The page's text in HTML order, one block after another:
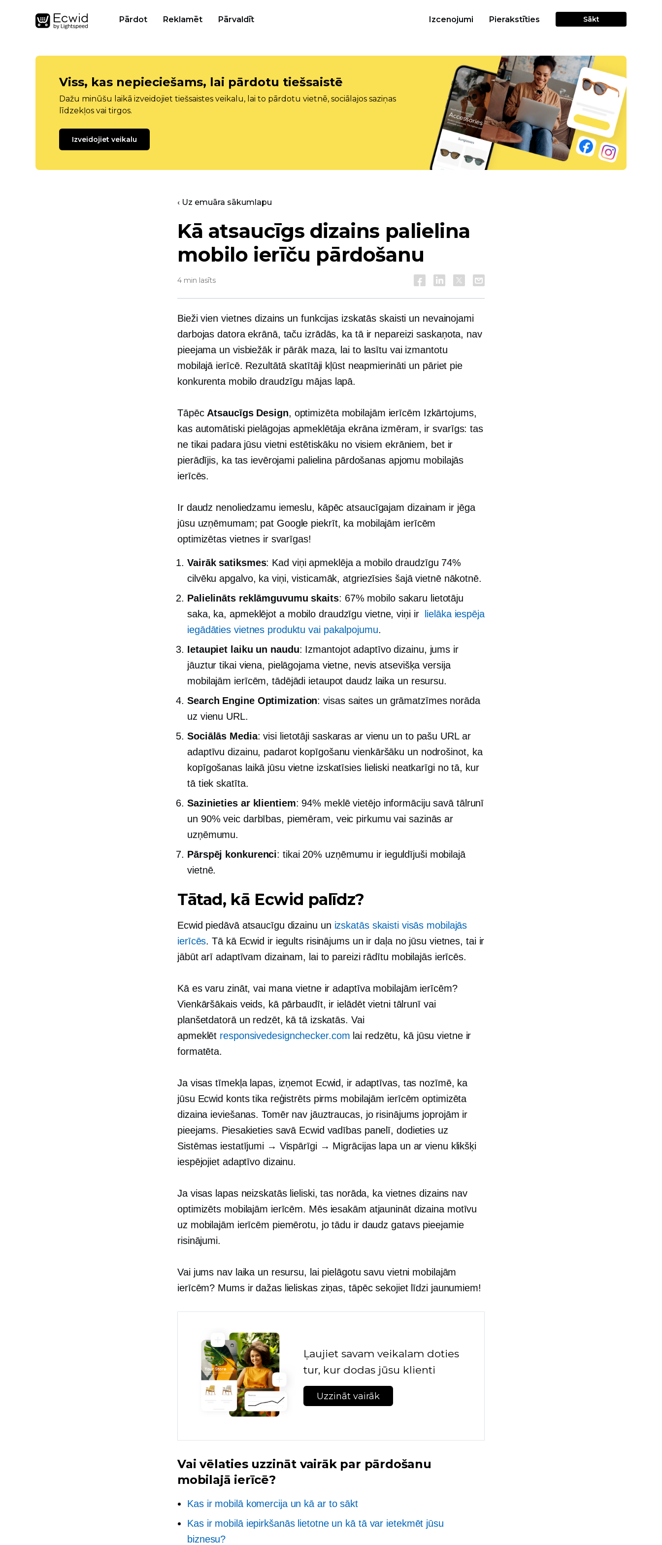
Pārdot Reklamēt Pārvaldīt Izcenojumi Pierakstīties Sākt
Viss, kas nepieciešams, lai pārdotu tiešsaistē
Dažu minūšu laikā izveidojiet tiešsaistes veikalu, lai to pārdotu vietnē, sociālajos saziņas
līdzekļos vai tirgos.
Izveidojiet veikalu
‹ Uz emuāra sākumlapu
Kā atsaucīgs dizains palielina
mobilo ierīču pārdošanu
4 min lasīts
Bieži vien vietnes dizains un funkcijas izskatās skaisti un nevainojami
darbojas datora ekrānā, taču izrādās, ka tā ir nepareizi saskaņota, nav
pieejama un visbiežāk ir pārāk maza, lai to lasītu vai izmantotu
mobilajā ierīcē. Rezultātā skatītāji kļūst neapmierināti un pāriet pie
konkurenta mobilo draudzīgu mājas lapā.
Tāpēc Atsaucīgs Design, optimizēta mobilajām ierīcēm Izkārtojums,
kas automātiski pielāgojas apmeklētāja ekrāna izmēram, ir svarīgs: tas
ne tikai padara jūsu vietni estētiskāku no visiem ekrāniem, bet ir
pierādījis, ka tas ievērojami palielina pārdošanas apjomu mobilajās
ierīcēs.
Ir daudz nenoliedzamu iemeslu, kāpēc atsaucīgajam dizainam ir jēga
jūsu uzņēmumam; pat Google piekrīt, ka mobilajām ierīcēm
optimizētas vietnes ir svarīgas!
Vairāk satiksmes: Kad viņi apmeklēja a mobilo draudzīgu 74%
cilvēku apgalvo, ka viņi, visticamāk, atgriezīsies šajā vietnē nākotnē.
Palielināts reklāmguvumu skaits: 67% mobilo sakaru lietotāju
saka, ka, apmeklējot a mobilo draudzīgu vietne, viņi ir
lielāka iespēja
iegādāties vietnes produktu vai pakalpojumu.
Ietaupiet laiku un naudu: Izmantojot adaptīvo dizainu, jums ir
jāuztur tikai viena, pielāgojama vietne, nevis atsevišķa versija
mobilajām ierīcēm, tādējādi ietaupot daudz laika un resursu.
Search Engine Optimization: visas saites un grāmatzīmes norāda
uz vienu URL.
Sociālās Media: visi lietotāji saskaras ar vienu un to pašu URL ar
adaptīvu dizainu, padarot kopīgošanu vienkāršāku un nodrošinot, ka
kopīgošanas laikā jūsu vietne izskatīsies lieliski neatkarīgi no tā, kur
tā tiek skatīta.
Sazinieties ar klientiem: 94% meklē vietējo informāciju savā tālrunī
un 90% veic darbības, piemēram, veic pirkumu vai sazinās ar
uzņēmumu.
Pārspēj konkurenci: tikai 20% uzņēmumu ir ieguldījuši mobilajā
vietnē.
Tātad, kā Ecwid palīdz?
Ecwid piedāvā atsaucīgu dizainu un izskatās skaisti visās mobilajās
ierīcēs. Tā kā Ecwid ir iegults risinājums un ir daļa no jūsu vietnes, tai ir
jābūt arī adaptīvam dizainam, lai to pareizi rādītu mobilajās ierīcēs.
Kā es varu zināt, vai mana vietne ir adaptīva mobilajām ierīcēm?
Vienkāršākais veids, kā pārbaudīt, ir ielādēt vietni tālrunī vai
planšetdatorā un redzēt, kā tā izskatās. Vai
apmeklēt responsivedesignchecker.com lai redzētu, kā jūsu vietne ir
formatēta.
Ja visas tīmekļa lapas, izņemot Ecwid, ir adaptīvas, tas nozīmē, ka
jūsu Ecwid konts tika reģistrēts pirms mobilajām ierīcēm optimizēta
dizaina ieviešanas. Tomēr nav jāuztraucas, jo risinājums joprojām ir
pieejams. Piesakieties savā Ecwid vadības panelī, dodieties uz
Sistēmas iestatījumi → Vispārīgi → Migrācijas lapa un ar vienu klikšķi
iespējojiet adaptīvo dizainu.
Ja visas lapas neizskatās lieliski, tas norāda, ka vietnes dizains nav
optimizēts mobilajām ierīcēm. Mēs iesakām atjaunināt dizaina motīvu
uz mobilajām ierīcēm piemērotu, jo tādu ir daudzgatavspieejamie
risinājumi.
Vai jums nav laika un resursu, lai pielāgotu savu vietni mobilajām
ierīcēm? Mums ir dažas lieliskas ziņas, tāpēc sekojiet līdzi jaunumiem!
Ļaujiet savam veikalam doties
tur, kur dodas jūsu klienti
Uzzināt vairāk
Vai vēlaties uzzināt vairāk par pārdošanu
mobilajā ierīcē?
Kas ir mobilā komercija un kā ar to sākt
Kas ir mobilā iepirkšanās lietotne un kā tā var ietekmēt jūsu
biznesu?